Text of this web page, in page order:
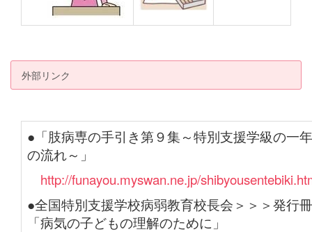
外部リンク
●「肢病専の手引き第９集～特別支援学級の一
の流れ～」
http://funayou.myswan.ne.jp/
●全国特別支援学校病弱教育校長会＞＞＞発行
「病気の子どもの理解のために」